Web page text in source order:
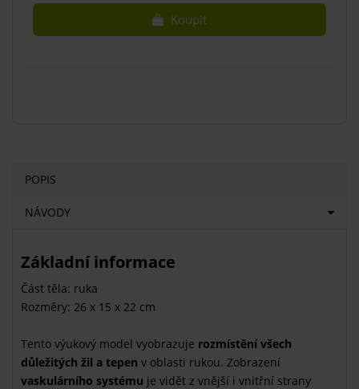
Koupit
POPIS
NÁVODY
Základní informace
Část těla: ruka
Rozměry: 26 x 15 x 22 cm
Tento výukový model vyobrazuje rozmístění všech
důležitých žil a tepen v oblasti rukou. Zobrazení
vaskulárního systému je vidět z vnější i vnitřní strany